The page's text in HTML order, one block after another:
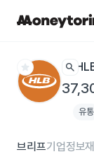
star search
유통
브리프기업정보